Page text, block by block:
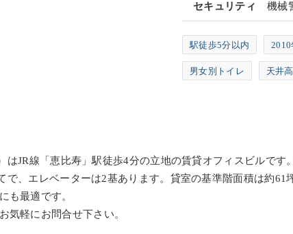
セキュリティ 機械
駅徒歩5分以内
男女別トイレ 天井
JR線「恵比寿」駅徒歩4分の立地の賃貸オフィスビルで
で、エレベーターは2基あります。貸室の基準階面積は約
も最適です。
気軽にお問合せ下さい。